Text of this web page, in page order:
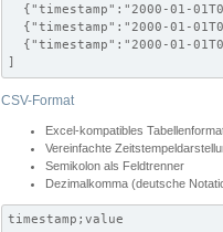
{"timestamp":"2000-01-
{"timestamp":"2000-01-
{"timestamp":"2000-01-
]
CSV-Format
Excel-kompatibles
Vereinfachte
Semikolon als Feldtrenner
Dezimalkomma (deutsche
timestamp;value